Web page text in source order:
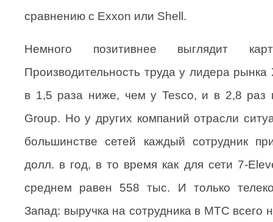
сравнению с Exxon или Shell.
Немного позитивнее выглядит
Производительность труда у лидера рынка
в 1,5 раза ниже, чем у Tesco, и в 2,8 раз
Group. Но у других компаний отрасли
большинстве сетей каждый сотрудник
долл. в год, в то время как для сети 7-
среднем равен 558 тыс. И только
Запад: выручка на сотрудника в МТС всего